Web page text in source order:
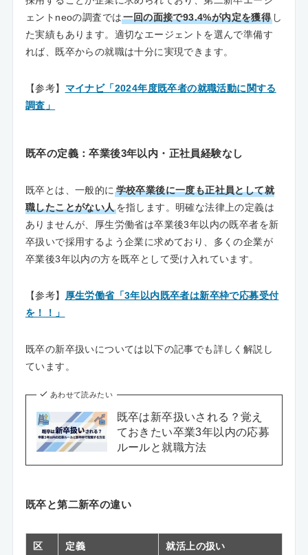
ェントneoの調査では一回の面接で93.4%が内定を獲得 し
た実績もあります。適切なエージェントを選んで準備す
れば、既卒からの就職は十分に実現できます。
【参考】 マイナビ「2024年度既卒者の就職活動に関する
調査」
既卒の定義：卒業後3年以内・正社員経験なし
既卒とは、一般的に 学校卒業後に一度も正社員として就
職したことがない人を指します。明確な法律上の定義は
ありませんが、厚生労働省は卒業後3年以内の既卒者を新
卒扱いで採用するよう企業に求めており、多くの企業が
卒業後3年以内の方を既卒として受け入れています。
【参考】 厚生労働省「3年以内既卒者は新卒枠で応募受付
を！！」
既卒の新卒扱いについては以下の記事でも詳しく解説し
ています。
あわせて読みたい
既卒は新卒扱いされる？覚え
ておきたい卒業3年以内の応募
ルールと就職方法
既卒と第二新卒の違い
区
定義 就活上の扱い